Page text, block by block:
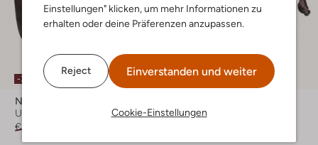
Einstellungen" klicken, um mehr Informationen zu
erhalten oder deine Präferenzen anzupassen.
Reject Einverstanden und weiter
Cookie-Einstellungen
-30%
Notre-V
Umhängetasche
€ 89,99
-30%
Umhängetasche